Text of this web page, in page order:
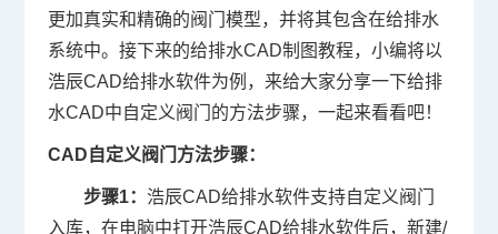
更加真实和精确的阀门模型，并将其包含在给排水
系统中。接下来的给排水CAD制图教程，小编将以
浩辰CAD给排水软件为例，来给大家分享一下给排
水CAD中自定义阀门的方法步骤，一起来看看吧！
CAD自定义阀门方法步骤：
步骤1： 浩辰CAD给排水软件支持自定义阀门
入库，在电脑中打开浩辰CAD给排水软件后，新建/